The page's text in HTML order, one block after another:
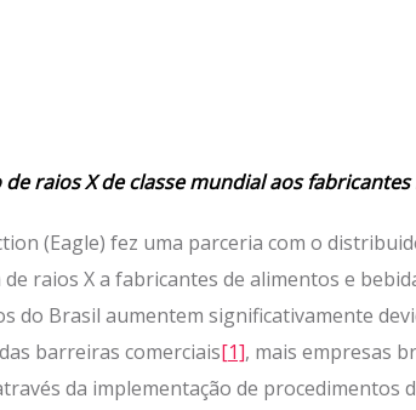
raios X de classe mundial aos
(Eagle) fez uma parceria com o
raios X a fabricantes de alimentos e
do Brasil aumentem significativamente
barreiras comerciais[1], mais empresas
da implementação de procedimentos